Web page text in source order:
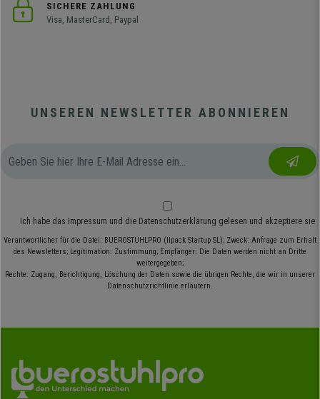
SICHERE ZAHLUNG
Visa, MasterCard, Paypal
UNSEREN NEWSLETTER ABONNIEREN
Ich habe das Impressum und die Datenschutzerklärung gelesen und akzeptiere sie
Verantwortlicher für die Datei: BUEROSTUHLPRO (Ilpack Startup SL); Zweck: Anfrage zum Erhalt
des Newsletters; Legitimation: Zustimmung; Empfänger: Die Daten werden nicht an Dritte
weitergegeben;
Rechte: Zugang, Berichtigung, Löschung der Daten sowie die übrigen Rechte, die wir in unserer
Datenschutzrichtlinie erläutern.